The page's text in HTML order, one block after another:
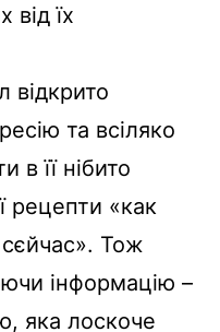
від їх
відкрито
та всіляко
в її нібито
рецепти «как
Тож
інформацію –
яка лоскоче